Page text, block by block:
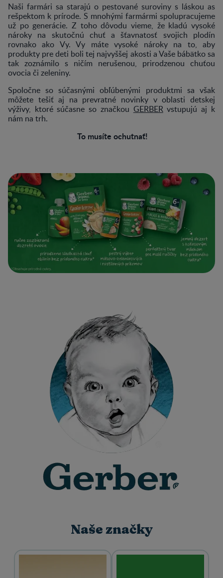
Naši farmári sa starajú o pestované suroviny s láskou as
rešpektom k prírode. S mnohými farmármi spolupracujeme
už po generácie. Z toho dôvodu vieme, že kladú vysoké
nároky na skutočnú chuť a šťavnatosť svojich plodín
rovnako ako Vy. Vy máte vysoké nároky na to, aby
produkty pre deti boli tej najvyššej akosti a Vaše bábätko sa
tak zoznámilo s ničím nerušenou, prirodzenou chuťou
ovocia či zeleniny.
Spoločne so súčasnými obľúbenými produktmi sa však
môžete tešiť aj na prevratné novinky v oblasti detskej
výživy, ktoré súčasne so značkou GERBERvstupujú aj k
nám na trh.
To musíte ochutnať!
Naše značky